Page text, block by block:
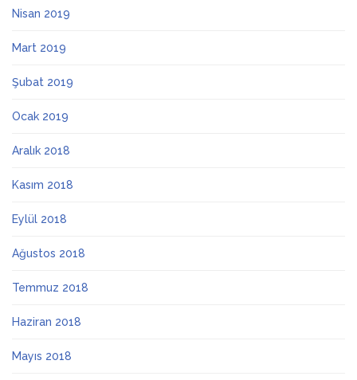
Nisan 2019
Mart 2019
Şubat 2019
Ocak 2019
Aralık 2018
Kasım 2018
Eylül 2018
Ağustos 2018
Temmuz 2018
Haziran 2018
Mayıs 2018